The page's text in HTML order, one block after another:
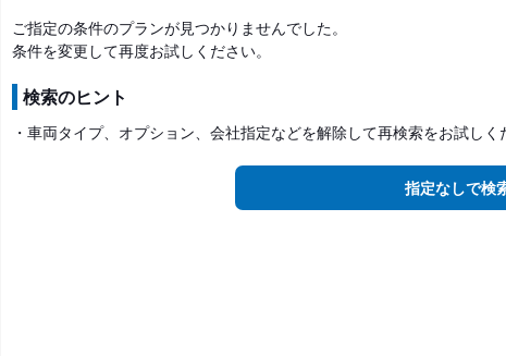
ご指定の条件のプランが見つかりませんでした。
条件を変更して再度お試しください。
検索のヒント
・車両タイプ、オプション、会社指定などを解除して再検索をお試しく
指定なしで検